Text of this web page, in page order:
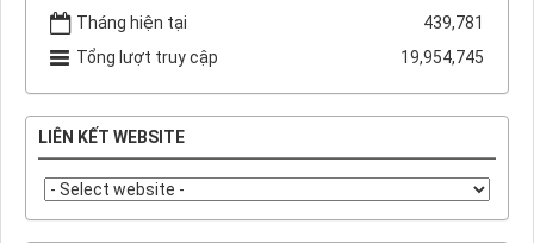
Tháng hiện tại
439,781
Tổng lượt truy cập
19,954,745
LIÊN KẾT WEBSITE